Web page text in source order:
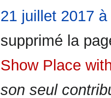
21 juillet 2017 à
supprimé la
Show Place
son seul